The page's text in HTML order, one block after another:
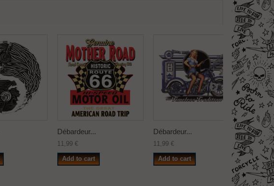
Débardeur...
11,99 €
Add to cart
Débardeur...
11,99 €
Add to cart
11,99 €
Add